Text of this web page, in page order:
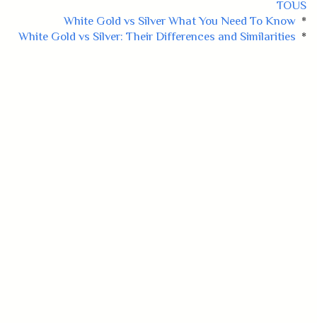
TOUS
*
White Gold vs Silver What You Need To Know
*
White Gold vs Silver: Their Differences and Similarities